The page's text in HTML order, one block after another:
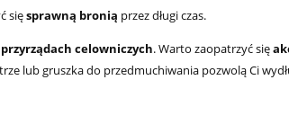
sięsprawną bronią przez długi czas.
przyrządach celowniczych. Warto zaopatrzyć się
lub gruszka do przedmuchiwania pozwolą Ci